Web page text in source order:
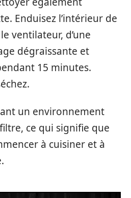
Enduisez l’intérieur de
ventilateur, d’une
dégraissante et
15 minutes.
un environnement
ce qui signifie que
à cuisiner et à